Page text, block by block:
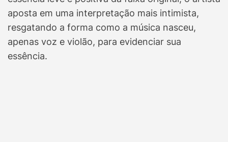
aposta em uma interpretação mais intimista,
resgatando a forma como a música nasceu,
apenas voz e violão, para evidenciar sua
essência.